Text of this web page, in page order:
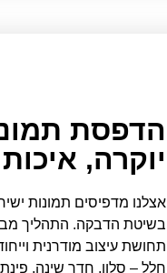
הדפסת
יוקרה,
אצלנו מדפיסים תמונות
בשיטת הדבקה. התהליך
תחושת עיצוב מודרנית
חלל – סלון, חדר שינה,